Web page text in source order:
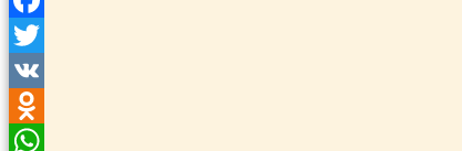
Facebook
Twitter
VK
Odnoklassniki